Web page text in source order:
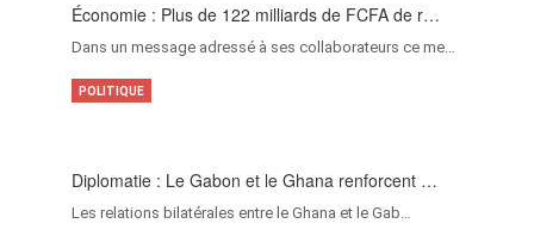
Économie : Plus de 122 milliards de FCFA de r…
Dans un message adressé à ses collaborateurs ce me…
Diplomatie : Le Gabon et le Ghana renforcent …
Les relations bilatérales entre le Ghana et le Gab…
POLITIQUE